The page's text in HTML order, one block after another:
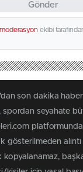
Gönder
moderasyon ekibi
son dakika
spordan seyahate
gösterilmeden alıntı
kopyalanamaz,